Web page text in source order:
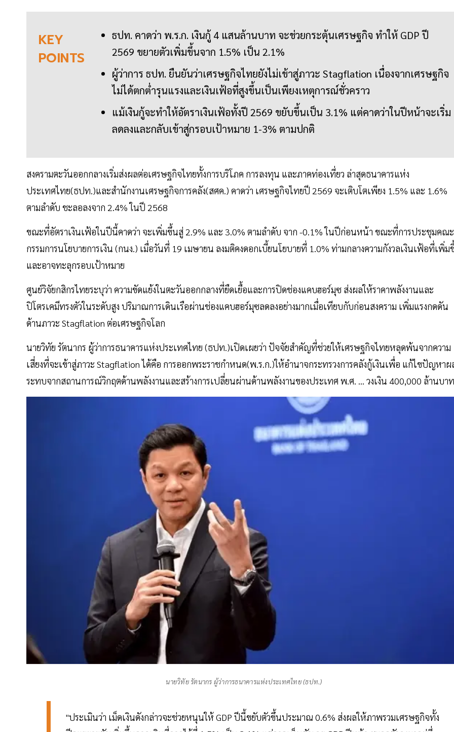
KEY
POINTS
ธปท. คาดว่า พ.ร.ก. เงินกู้ 4 แสนล้านบาท จะช่วยกระตุ้นเศรษฐกิจ ทำให้ GDP ปี
2569 ขยายตัวเพิ่มขึ้นจาก 1.5% เป็น 2.1%
ผู้ว่าการ ธปท. ยืนยันว่าเศรษฐกิจไทยยังไม่เข้าสู่ภาวะ Stagflation เนื่องจากเศรษฐกิจ
ไม่ได้ตกต่ำรุนแรงและเงินเฟ้อที่สูงขึ้นเป็นเพียงเหตุการณ์ชั่วคราว
แม้เงินกู้จะทำให้อัตราเงินเฟ้อทั้งปี 2569 ขยับขึ้นเป็น 3.1% แต่คาดว่าในปีหน้าจะเริ่ม
ลดลงและกลับเข้าสู่กรอบเป้าหมาย 1-3% ตามปกติ
สงครามตะวันออกกลางเริ่มส่งผลต่อเศรษฐกิจไทยทั้งการบริโภค การลงทุน และภาคท่องเที่ยว ล่าสุดธนาคารแห่ง
ประเทศไทย(ธปท.)และสำนักงานเศรษฐกิจการคลัง(สศค.) คาดว่า เศรษฐกิจไทยปี 2569 จะเติบโตเพียง 1.5% และ 1.6%
ตามลำดับ ชะลอลงจาก 2.4% ในปี 2568
ขณะที่อัตราเงินเฟ้อในปีนี้คาดว่า จะเพิ่มขึ้นสู่ 2.9% และ 3.0% ตามลำดับ จาก -0.1% ในปีก่อนหน้า ขณะที่การประชุมคณะ
กรรมการนโยบายการเงิน (กนง.) เมื่อวันที่ 19 เมษายน ลงมติคงดอกเบี้ยนโยบายที่ 1.0% ท่ามกลางความกังวลเงินเฟ้อที่เพิ่ม
และอาจทะลุกรอบเป้าหมาย
ศูนย์วิจัยกสิกรไทยระบุว่า ความขัดแย้งในตะวันออกกลางที่ยืดเยื้อและการปิดช่องแคบฮอร์มุซ ส่งผลให้ราคาพลังงานและ
ปิโตรเคมีทรงตัวในระดับสูง ปริมาณการเดินเรือผ่านช่องแคบฮอร์มุซลดลงอย่างมากเมื่อเทียบกับก่อนสงคราม เพิ่มแรงกดดัน
ด้านภาวะ Stagflation ต่อเศรษฐกิจโลก
นายวิทัย รัตนากร ผู้ว่าการธนาคารแห่งประเทศไทย (ธปท.)เปิดเผยว่า ปัจจัยสำคัญที่ช่วยให้เศรษฐกิจไทยหลุดพ้นจากความ
เสี่ยงที่จะเข้าสู่ภาวะ Stagflation ได้คือ การออกพระราชกำหนด(พ.ร.ก.)ให้อำนาจกระทรวงการคลังกู้เงินเพื่อ แก้ไขปัญหา
ระทบจากสถานการณ์วิกฤตด้านพลังงานและสร้างการเปลี่ยนผ่านด้านพลังงานของประเทศ พ.ศ. ... วงเงิน 400,000 ล้านบาท
นายวิทัย รัตนากร ผู้ว่าการธนาคารแห่งประเทศไทย (ธปท.)
"ประเมินว่า เม็ดเงินดังกล่าวจะช่วยหนุนให้ GDP ปีนี้ขยับตัวขึ้นประมาณ 0.6% ส่งผลให้ภาพรวมเศรษฐกิจทั้ง